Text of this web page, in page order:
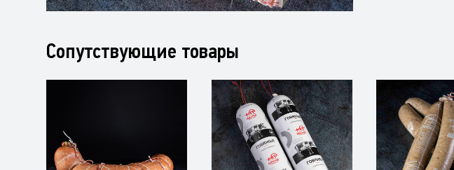
Сопутствующие товары